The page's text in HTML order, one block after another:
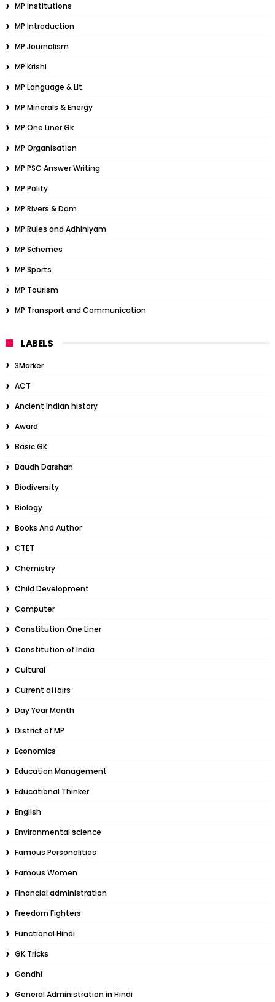
MP Institutions
MP Introduction
MP Journalism
MP Krishi
MP Language & Lit.
MP Minerals & Energy
MP One Liner Gk
MP Organisation
MP PSC Answer Writing
MP Polity
MP Rivers & Dam
MP Rules and Adhiniyam
MP Schemes
MP Sports
MP Tourism
MP Transport and Communication
LABELS
3Marker
ACT
Ancient Indian history
Award
Basic GK
Baudh Darshan
Biodiversity
Biology
Books And Author
CTET
Chemistry
Child Development
Computer
Constitution One Liner
Constitution of India
Cultural
Current affairs
Day Year Month
District of MP
Economics
Education Management
Educational Thinker
English
Environmental science
Famous Personalities
Famous Women
Financial administration
Freedom Fighters
Functional Hindi
GK Tricks
Gandhi
General Administration in Hindi